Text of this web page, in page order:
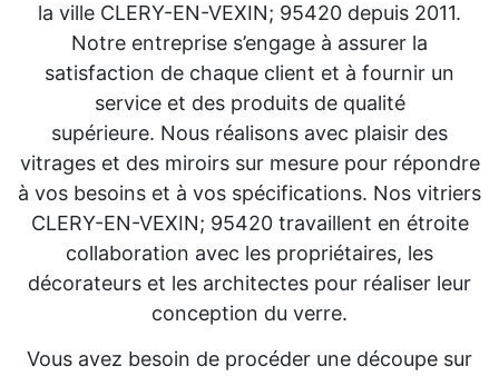
la ville CLERY-EN-VEXIN; 95420 depuis 2011.
Notre entreprise s’engage à assurer la
satisfaction de chaque client et à fournir un
service et des produits de qualité
supérieure. Nous réalisons avec plaisir des
vitrages et des miroirs sur mesure pour répondre
à vos besoins et à vos spécifications. Nos vitriers
CLERY-EN-VEXIN; 95420 travaillent en étroite
collaboration avec les propriétaires, les
décorateurs et les architectes pour réaliser leur
conception du verre.
Vous avez besoin de procéder une découpe sur